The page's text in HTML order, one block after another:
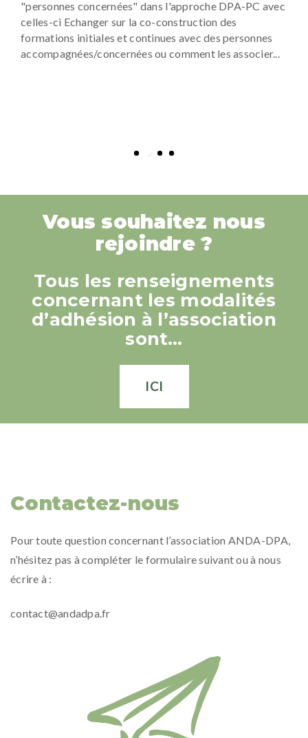
"personnes concernées" dans l'approche DPA-PC avec
celles-ci Echanger sur la co-construction des
formations initiales et continues avec des personnes
accompagnées/concernées ou comment les associer...
Vous souhaitez nous
rejoindre ?
Tous les renseignements
concernant les modalités
d’adhésion à l’association
sont…
ICI
Contactez-nous
Pour toute question concernant l’association ANDA-DPA,
n’hésitez pas à compléter le formulaire suivant ou à nous
écrire à :
contact@andadpa.fr